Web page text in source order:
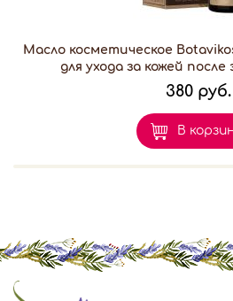
Масло косметическое
для ухода за кожей
380 руб.
В